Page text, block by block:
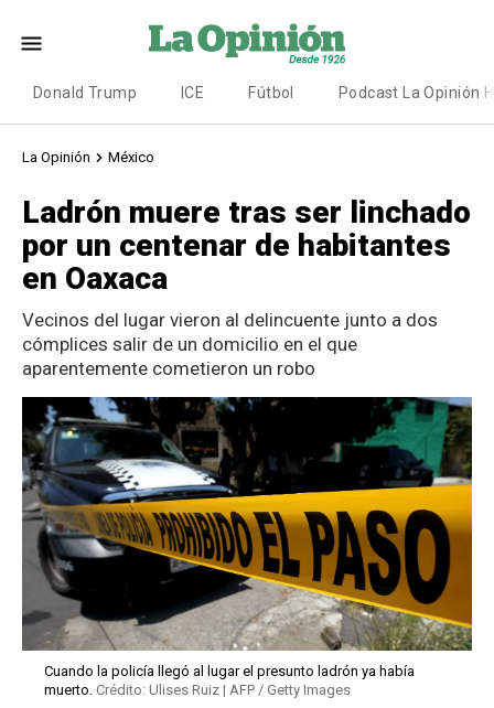
Donald Trump ICE Fútbol Podcast La Opinión
La Opinión México
Ladrón muere tras ser linchado
por un centenar de habitantes
en Oaxaca
Vecinos del lugar vieron al delincuente junto a dos
cómplices salir de un domicilio en el que
aparentemente cometieron un robo
Cuando la policía llegó al lugar el presunto ladrón ya había
muerto. Crédito: Ulises Ruiz | AFP / Getty Images